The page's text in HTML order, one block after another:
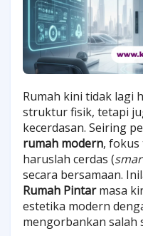
Rumah kini tidak lagi
struktur fisik, tetapi
kecerdasan. Seiring
rumah modern, fokus
haruslah cerdas (
secara bersamaan.
Rumah Pintarmasa
estetika modern
mengorbankan salah